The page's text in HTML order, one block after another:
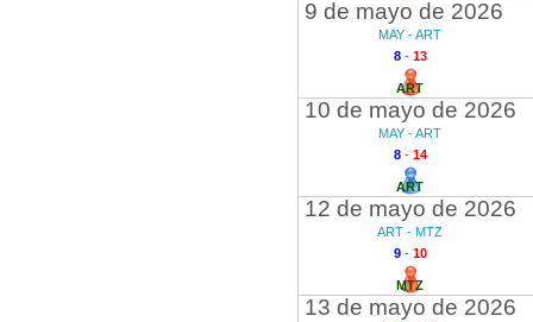
9 de mayo de 2026
MAY - ART
8- 13
ART
10 de mayo de 2026
MAY - ART
8- 14
ART
12 de mayo de 2026
ART - MTZ
9- 10
MTZ
13 de mayo de 2026